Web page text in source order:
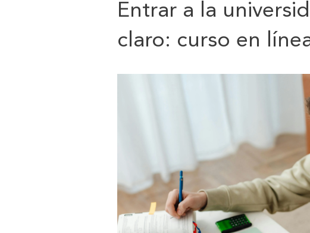
Entrar a la
claro: curso en